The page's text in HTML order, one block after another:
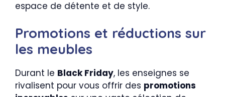
espace de détente et de style.
Promotions et réductions sur
les meubles
Durant le Black Friday, les enseignes se
rivalisent pour vous offrir des promotions